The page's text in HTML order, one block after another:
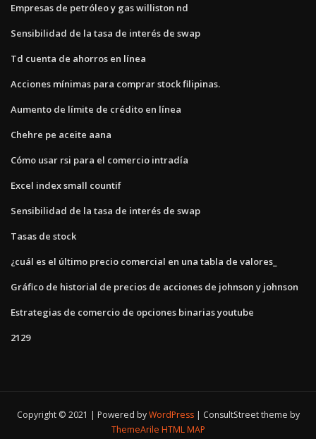
Empresas de petróleo y gas williston nd
Sensibilidad de la tasa de interés de swap
Td cuenta de ahorros en línea
Acciones mínimas para comprar stock filipinas.
Aumento de límite de crédito en línea
Chehre pe aceite aana
Cómo usar rsi para el comercio intradía
Excel index small countif
Sensibilidad de la tasa de interés de swap
Tasas de stock
¿cuál es el último precio comercial en una tabla de valores_
Gráfico de historial de precios de acciones de johnson y johnson
Estrategias de comercio de opciones binarias youtube
2129
Copyright © 2021 | Powered byWordPress
ConsultStreet theme by
ThemeArile HTML MAP